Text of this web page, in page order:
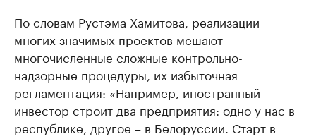
По словам Рустэма Хамитова, реализации
многих значимых проектов мешают
многочисленные сложные контрольно-
надзорные процедуры, их избыточная
регламентация: «Например, иностранный
инвестор строит два предприятия: одно у нас в
республике, другое – в Белоруссии. Старт в